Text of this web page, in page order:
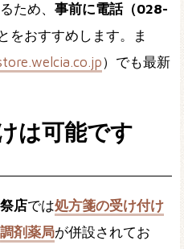
ため、 事前に電話（028-
をおすすめします。ま
）でも最新
は可能です
店では処方箋の受け付け
調剤薬局が併設されてお